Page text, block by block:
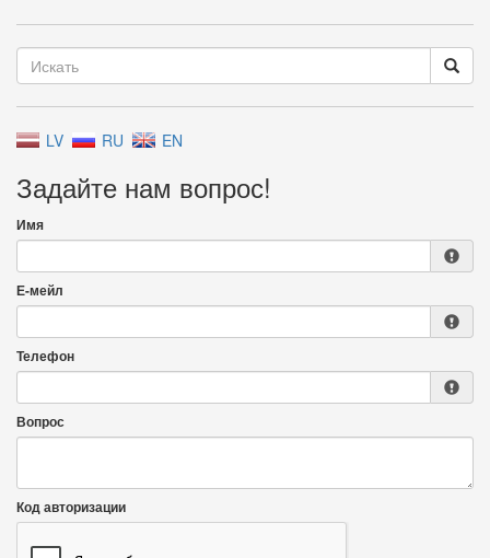
LV RU EN
Задайте нам вопрос!
Имя
Е-мейл
Телефон
Вопрос
Код авторизации